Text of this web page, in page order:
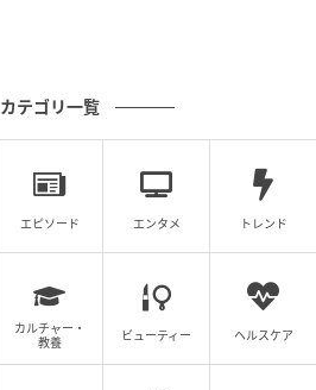
カテゴリ一覧
エピソード エンタメ トレンド
カルチャー・
教養
ビューティー ヘルスケア